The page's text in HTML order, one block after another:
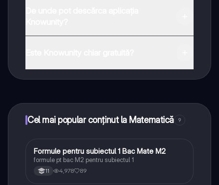
Cel mai popular conținut la Matematică 9
Matematică
Formule pentru subiectul 1 Bac Mate M2
formule pt bac M2 pentru subiectul 1
11 4,978 89